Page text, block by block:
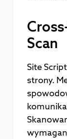
Scan
Site
strony.